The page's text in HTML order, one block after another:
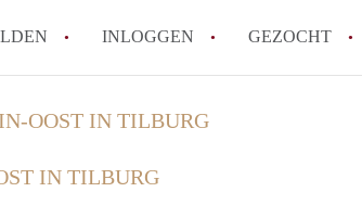
INLOGGEN GEZOCHT
How to translate
OOST IN TILBURG
IN TILBURG